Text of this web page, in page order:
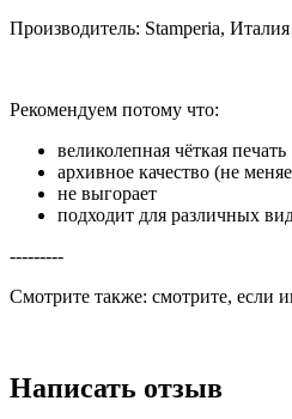
Производитель: Stamperia, Италия
Рекомендуем потому что:
великолепная чёткая печать
архивное качество (не
не выгорает
подходит для различных
---------
Смотрите также: смотрите, если
Написать отзыв